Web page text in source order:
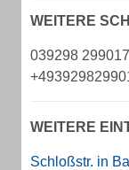
WEITERE
039298
WEITERE
Schloßstr. in